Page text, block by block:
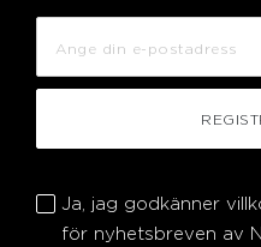
Ja, jag godkänner
för nyhetsbreven av